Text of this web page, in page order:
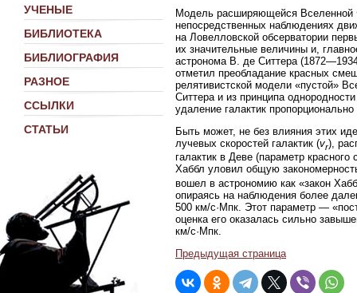
УЧЕНЫЕ
БИБЛИОТЕКА
БИБЛИОГРАФИЯ
РАЗНОЕ
ССЫЛКИ
СТАТЬИ
Модель расширяющейся Вселенной
непосредственных наблюдениях
на Ловелловской обсерватории
их значительные величины и,
астронома В. де Ситтера
отметил преобладание красных
релятивистской модели «пустой»
Ситтера и из принципа
удаление галактик
Быть может, не без влияния этих
лучевых скоростей галактик (vr),
галактик в Деве (параметр
Хаббл уловил общую
вошел в астрономию как «закон
опираясь на наблюдения более
500 км/с·Мпк. Этот параметр —
оценка его оказалась сильно
км/с·Мпк.
Предыдущая страница